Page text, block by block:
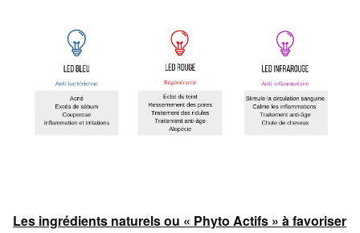
Les ingrédients naturels ou « Phyto Actifs » à favoriser